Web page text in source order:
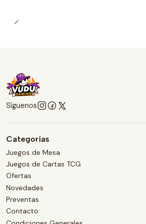
Síguenos
Categorías
Juegos de Mesa
Juegos de Cartas TCG
Ofertas
Novedades
Preventas
Contacto